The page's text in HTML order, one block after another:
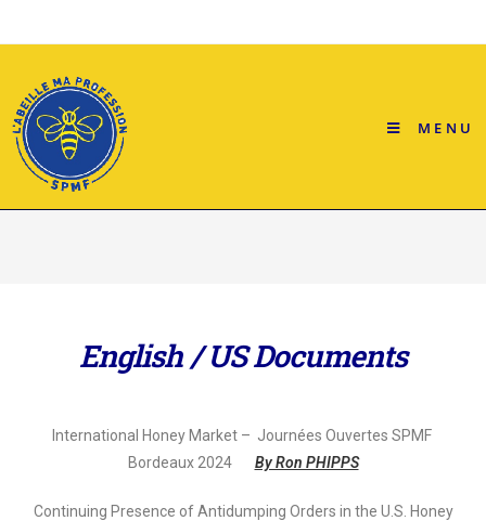
MENU
English / US Documents
International Honey Market – Journées Ouvertes SPMF
Bordeaux 2024 By Ron PHIPPS
Continuing Presence of Antidumping Orders in the U.S. Honey